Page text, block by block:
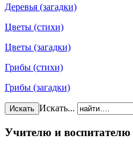
Деревья (загадки)
Цветы (стихи)
Цветы (загадки)
Грибы (стихи)
Грибы (загадки)
Искать Искать...
Учителю и воспитателю